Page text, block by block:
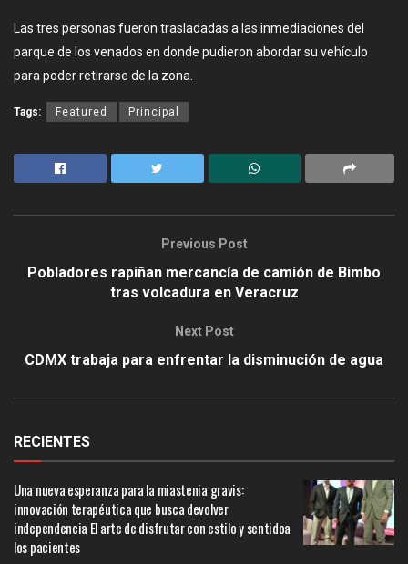
Las tres personas fueron trasladadas a las inmediaciones del
parque de los venados en donde pudieron abordar su vehículo
para poder retirarse de la zona.
Tags: Featured Principal
Previous Post
Pobladores rapiñan mercancía de camión de Bimbo
tras volcadura en Veracruz
Next Post
CDMX trabaja para enfrentar la disminución de agua
RECIENTES
Una nueva esperanza para la miastenia gravis:
innovación terapéutica que busca devolver
independencia El arte de disfrutar con estilo y sentidoa
los pacientes